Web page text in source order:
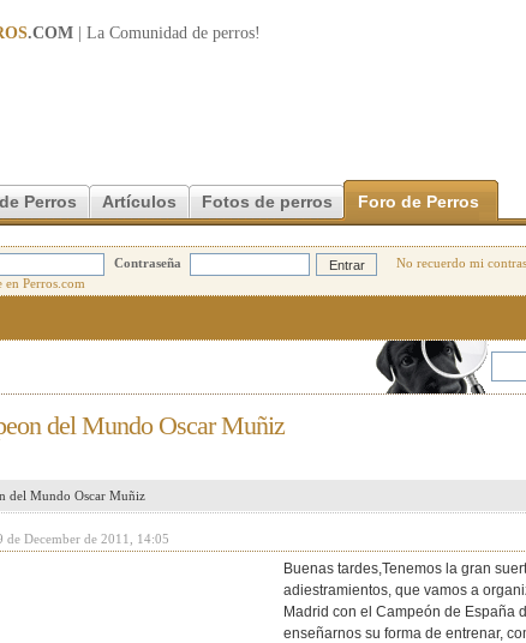
.COM | La Comunidad de perros!
Perros Artículos Fotos de perros Foro de Perros
Contraseña No recuerdo mi
del Mundo Oscar Muñiz
del Mundo Oscar Muñiz
de December de 2011, 14:05
Buenas tardes,Tenemos la gran
adiestramientos, que vamos a
Madrid con el Campeón de España
enseñarnos su forma de entrenar,